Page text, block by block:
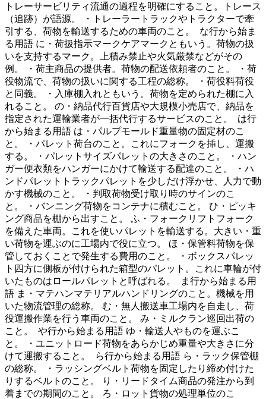
トレーサービリティ流通の過程を明確にすること。トレース
（追跡）が語源。 ・トレーラートラックやトラクターで牽
引する、荷物を輸送するための車両のこと。 な行から始ま
る用語 に・荷扱指示マークケアマークともいう。荷物の扱
いを支持するマーク。上積み禁止や火気厳禁などがその
例。 ・荷主商品の提供者。荷物の配送依頼者のこと。 ・荷
役物流で、荷物の扱いに関する工程の総称。 ・荷役料荷役
と同義。 ・入庫棚入れともいう。荷物を定められた棚に入
れること。 の・納品代行百貨店や大規模小売店で、納品を
指定された運輸業者が一括代行するサービスのこと。 は行
から始まる用語 は・パルプモールド重量物の固定材のこ
と。 ・パレット荷台のこと。これにフォークを挿し、運搬
する。 ・パレットサイズパレットの大きさのこと。 ・ハン
ガー便衣類をハンガーにかけて輸送する配達のこと。 ・ハ
ンドパレットトラックパレットを少しだけ浮かせ、人力で動
かす機械のこと。 ・判取荷物受け取り時のサインのこ
と。 ・バンニング荷物をコンテナに積むこと。 ひ・ピッキ
ング商品を棚から出すこと。 ふ・フォークリフトフォーク
を備えた車両。これを使いパレットを輸送する。大きい・重
い荷物を運ぶのに工場内で役に立つ。 ほ・保管料荷物を保
管しておくことで発生する費用のこと。 ・ボックスパレッ
ト四方に側板が付けられた箱型のパレット。これに車輪が付
いたものはロールパレットと呼ばれる。 ま行から始まる用
語 ま・マテハンマテリアルハンドリングのこと。機械を用
いた物流管理の総称。 む・無人搬送車工場内を自走し、荷
役運搬作業を行う車両のこと。 み・ミルクラン巡回出荷の
こと。 や行から始まる用語 ゆ・輸送人やものを運ぶこ
と。 ・ユニットロード荷物をあらかじめ重量や大きさに分
けて運搬すること。 ら行から始まる用語 ら・ラック保管棚
の総称。 ・ラッシングベルト荷物を固定したり締め付けた
りするベルトのこと。 り・リードタイム商品の発注から到
着までの期間のこと。 ろ・ロット貨物の処理単位のこ